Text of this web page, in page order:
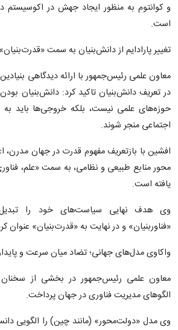
و کوانتوم به منظور ایجاد جهش در اکوسیستم
است.
تغییر پارادایم از دانش‌بنیان به سمت
معاون علمی رئیس‌جمهور با ارائه دیدگاهی
در تعریف دانش‌بنیان تاکید کرد: دانش‌بنیان
حوزه‌های علمی نیست، بلکه خروجی‌ها باید به
اجتماعی منجر شوند.
افشین با بازتعریف مفهوم قدرت در جهان مدرن،
محور منابع طبیعی و نظامی، به سمت «علم،
یافته است.
وی هدف نهایی سیاست‌های خود را تبدیل
«فناوربنیان» و در نهایت به «قدرت‌بنیان» عنوان
واکاوی مدل‌های جهانی؛ تضاد میان سرعت و
معاون علمی رئیس‌جمهور در بخشی از
الگوهای مدیریت فناوری در جهان پرداخت.
وی مدل «دولت‌محور» (مانند چین) را الگویی